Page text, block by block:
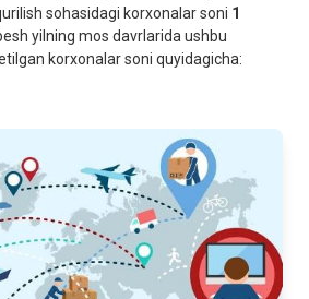
sohasidagi korxonalar soni 1
yilning mos davrlarida ushbu
korxonalar soni quyidagicha: